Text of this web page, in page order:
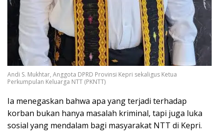
Andi S. Mukhtar, Anggota DPRD Provinsi Kepri sekaligus Ketua
Perkumpulan Keluarga NTT (PKNTT)
Ia menegaskan bahwa apa yang terjadi terhadap
korban bukan hanya masalah kriminal, tapi juga luka
sosial yang mendalam bagi masyarakat NTT di Kepri.